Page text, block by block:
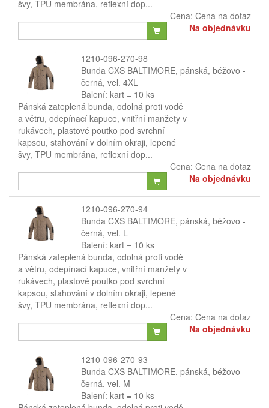
švy, TPU membrána, reflexní dop...
Cena: Cena na dotaz
Na objednávku
1210-096-270-98
Bunda CXS BALTIMORE, pánská, béžovo -
černá, vel. 4XL
Balení: kart = 10 ks
Pánská zateplená bunda, odolná proti vodě
a větru, odepínací kapuce, vnitřní manžety v
rukávech, plastové poutko pod svrchní
kapsou, stahování v dolním okraji, lepené
švy, TPU membrána, reflexní dop...
Cena: Cena na dotaz
Na objednávku
1210-096-270-94
Bunda CXS BALTIMORE, pánská, béžovo -
černá, vel. L
Balení: kart = 10 ks
Pánská zateplená bunda, odolná proti vodě
a větru, odepínací kapuce, vnitřní manžety v
rukávech, plastové poutko pod svrchní
kapsou, stahování v dolním okraji, lepené
švy, TPU membrána, reflexní dop...
Cena: Cena na dotaz
Na objednávku
1210-096-270-93
Bunda CXS BALTIMORE, pánská, béžovo -
černá, vel. M
Balení: kart = 10 ks